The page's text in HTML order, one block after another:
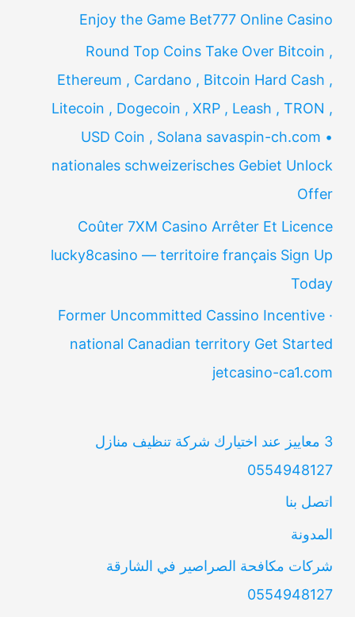
Enjoy the Game Bet777 Online Casino
Round Top Coins Take Over Bitcoin ,
Ethereum , Cardano , Bitcoin Hard Cash ,
Litecoin , Dogecoin , XRP , Leash , TRON ,
USD Coin , Solana savaspin-ch.com •
nationales schweizerisches Gebiet Unlock
Offer
Coûter 7XM Casino Arrêter Et Licence
lucky8casino — territoire français Sign Up
Today
Former Uncommitted Cassino Incentive ·
national Canadian territory Get Started
jetcasino-ca1.com
3 معاييز عند اختيارك شركة تنظيف منازل
0554948127
اتصل بنا
المدونة
شركات مكافحة الصراصير في الشارقة
0554948127